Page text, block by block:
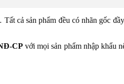
cả sản phẩm đều có nhãn gốc
CP với mọi sản phẩm nhập khẩu